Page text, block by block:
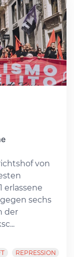
von
erlassene
sechs
der
REPRESSION